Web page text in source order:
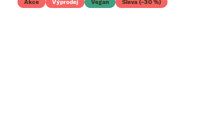
Akce Výprodej Vegan Sleva (–30 %)